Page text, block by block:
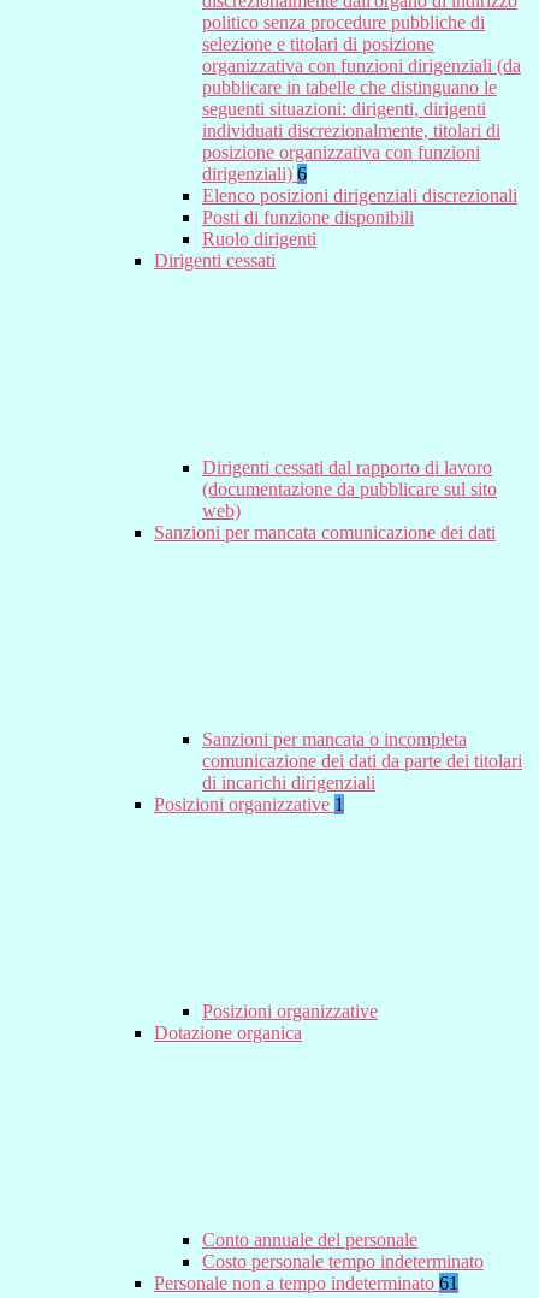
politico senza procedure pubbliche di
selezione e titolari di posizione
organizzativa con funzioni dirigenziali (da
pubblicare in tabelle che distinguano le
seguenti situazioni: dirigenti, dirigenti
individuati discrezionalmente, titolari di
posizione organizzativa con funzioni
dirigenziali) 6
Elenco posizioni dirigenziali discrezionali
Posti di funzione disponibili
Ruolo dirigenti
Dirigenti cessati
Dirigenti cessati dal rapporto di lavoro
(documentazione da pubblicare sul sito
web)
Sanzioni per mancata comunicazione dei dati
Sanzioni per mancata o incompleta
comunicazione dei dati da parte dei titolari
di incarichi dirigenziali
Posizioni organizzative 1
Posizioni organizzative
Dotazione organica
Conto annuale del personale
Costo personale tempo indeterminato
Personale non a tempo indeterminato 61